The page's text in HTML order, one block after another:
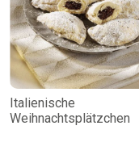
Italienische
Weihnachtsplätzchen